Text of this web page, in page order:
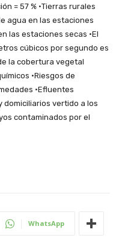
= 57 % ·Tierras rurales
agua en las estaciones
las estaciones secas ·El
cúbicos por segundo es
la cobertura vegetal
·Riesgos de
·Efluentes
domiciliarios vertido a los
contaminados por el
WhatsApp